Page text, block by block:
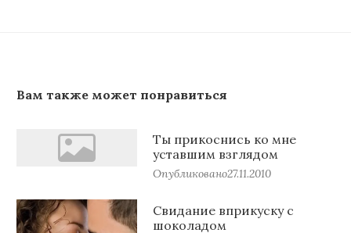
Вам также может понравиться
Ты прикоснись ко мне
уставшим взглядом
Опубликовано27.11.2010
Свидание вприкуску с
шоколадом